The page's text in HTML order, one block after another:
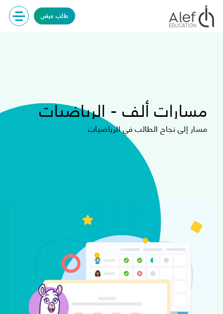
طلب عرض
مسارات ألف - الرياضيات
مسار إلى نجاح الطالب في الرياضيات